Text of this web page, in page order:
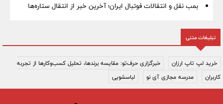
بمب نقل‌ و انتقالات فوتبال ایران؛ آخرین خبر از انتقال ستاره‌ها
تبلیغات متنی
خرید لپ تاپ ارزان
خبرگزاری حرف‌تو: مقایسه برندها، تحلیل کسب‌وکارها از تجربه
کاربران
مدرسه مجازی آی نو لباسشویی